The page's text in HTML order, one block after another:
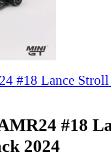
#18 Lance Stroll
#18
2024